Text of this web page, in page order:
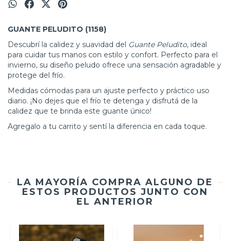
GUANTE PELUDITO (1158)
Descubrí la calidez y suavidad del Guante Peludito, ideal
para cuidar tus manos con estilo y confort. Perfecto para el
invierno, su diseño peludo ofrece una sensación agradable y
protege del frío.
Medidas cómodas para un ajuste perfecto y práctico uso
diario. ¡No dejes que el frío te detenga y disfrutá de la
calidez que te brinda este guante único!
Agregalo a tu carrito y sentí la diferencia en cada toque.
LA MAYORÍA COMPRA ALGUNO DE
ESTOS PRODUCTOS JUNTO CON
EL ANTERIOR